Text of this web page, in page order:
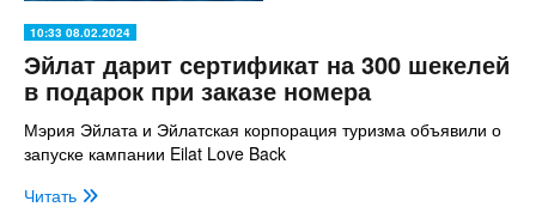
10:33 08.02.2024
Эйлат дарит сертификат на 300 шекелей
в подарок при заказе номера
Мэрия Эйлата и Эйлатская корпорация туризма объявили о
запуске кампании Eilat Love Back
Читать